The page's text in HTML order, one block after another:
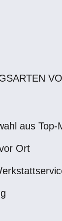
aus Top-
Ort